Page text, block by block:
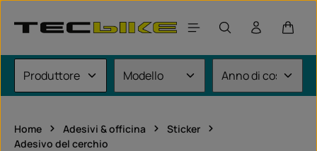
Il
Home Adesivi & officina
Sticker
Adesivo del cerchio